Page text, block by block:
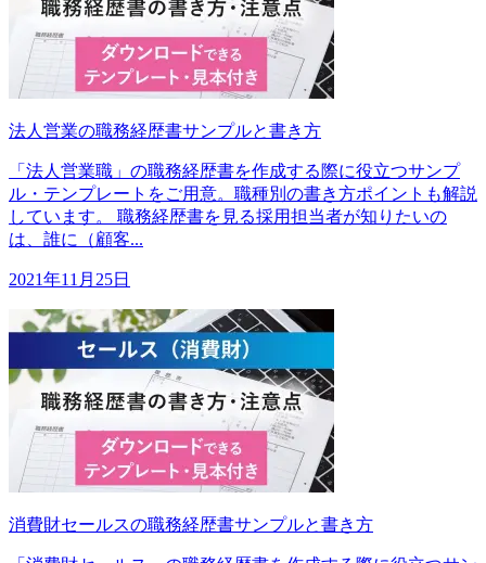
法人営業の職務経歴書サンプルと書き方
「法人営業職」の職務経歴書を作成する際に役立つサンプ
ル・テンプレートをご用意。職種別の書き方ポイントも解説
しています。 職務経歴書を見る採用担当者が知りたいの
は、誰に（顧客...
2021年11月25日
消費財セールスの職務経歴書サンプルと書き方